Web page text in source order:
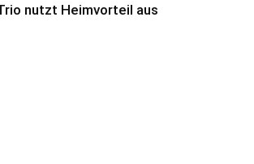
nutzt Heimvorteil aus